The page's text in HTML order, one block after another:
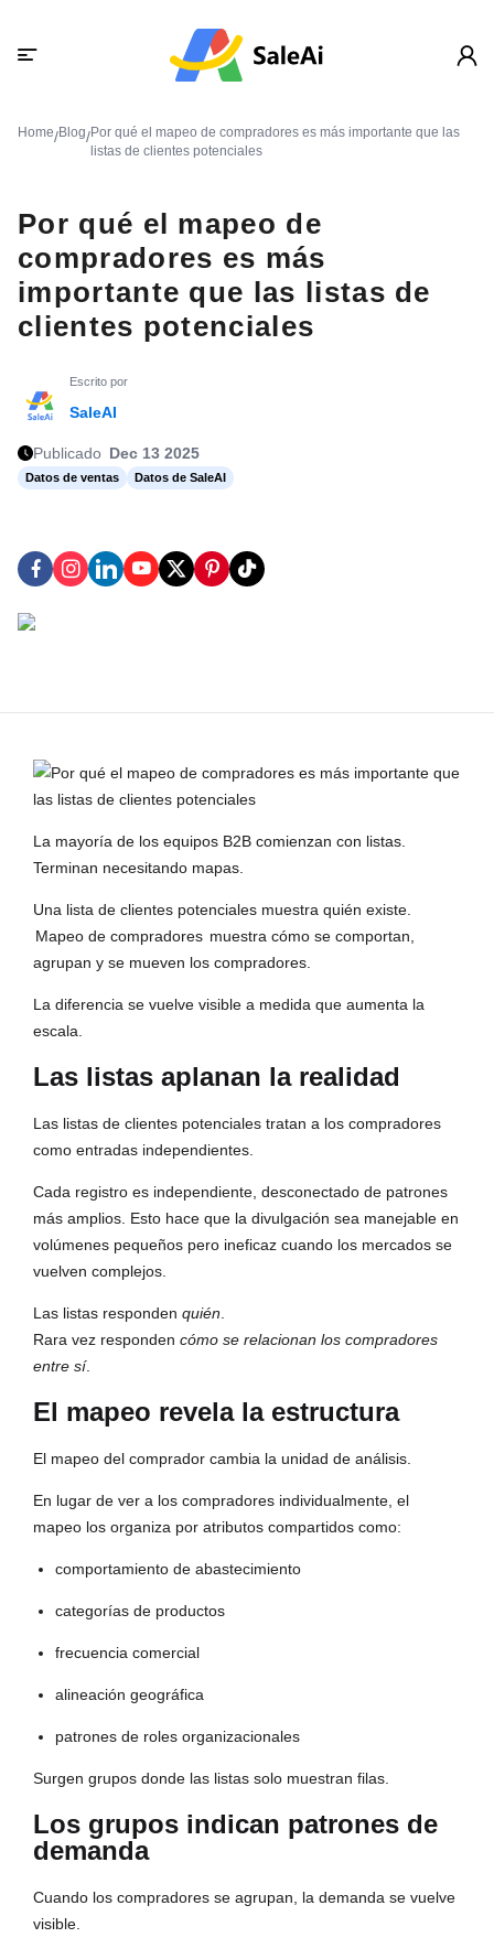
Home/Blog/Por qué el mapeo de compradores es más importante que las
listas de clientes potenciales
Por qué el mapeo de
compradores es más
importante que las listas de
clientes potenciales
Escrito por
SaleAI
Publicado Dec 13 2025
Datos de ventas Datos de SaleAI
La mayoría de los equipos B2B comienzan con listas.
Terminan necesitando mapas.
Una lista de clientes potenciales muestra quién existe.
Mapeo de compradores muestra cómo se comportan,
agrupan y se mueven los compradores.
La diferencia se vuelve visible a medida que aumenta la
escala.
Las listas aplanan la realidad
Las listas de clientes potenciales tratan a los compradores
como entradas independientes.
Cada registro es independiente, desconectado de patrones
más amplios. Esto hace que la divulgación sea manejable en
volúmenes pequeños pero ineficaz cuando los mercados se
vuelven complejos.
Las listas responden quién
Rara vez responden cómo se relacionan los compradores
entre sí.
El mapeo revela la estructura
El mapeo del comprador cambia la unidad de análisis.
En lugar de ver a los compradores individualmente, el
mapeo los organiza por atributos compartidos como:
comportamiento de abastecimiento
categorías de productos
frecuencia comercial
alineación geográfica
patrones de roles organizacionales
Surgen grupos donde las listas solo muestran filas.
Los grupos indican patrones de
demanda
Cuando los compradores se agrupan, la demanda se vuelve
visible.